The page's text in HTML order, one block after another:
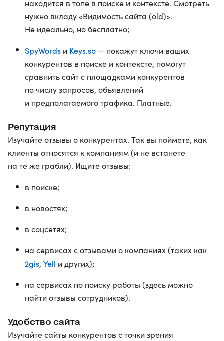
находится в топе в поиске и контексте. Смотреть
нужно вкладу «Видимость сайта (old)».
Не идеально, но бесплатно;
SpyWords и Keys.so — покажут ключи ваших
конкурентов в поиске и контексте, помогут
сравнить сайт с площадками конкурентов
по числу запросов, объявлений
и предполагаемого трафика. Платные.
Репутация
Изучайте отзывы о конкурентах. Так вы поймете, как
клиенты относятся к компаниям (и не встанете
на те же грабли). Ищите отзывы:
в поиске;
в новостях;
в соцсетях;
на сервисах с отзывами о компаниях (таких как
2gis, Yell и других);
на сервисах по поиску работы (здесь можно
найти отзывы сотрудников).
Удобство сайта
Изучайте сайты конкурентов с точки зрения